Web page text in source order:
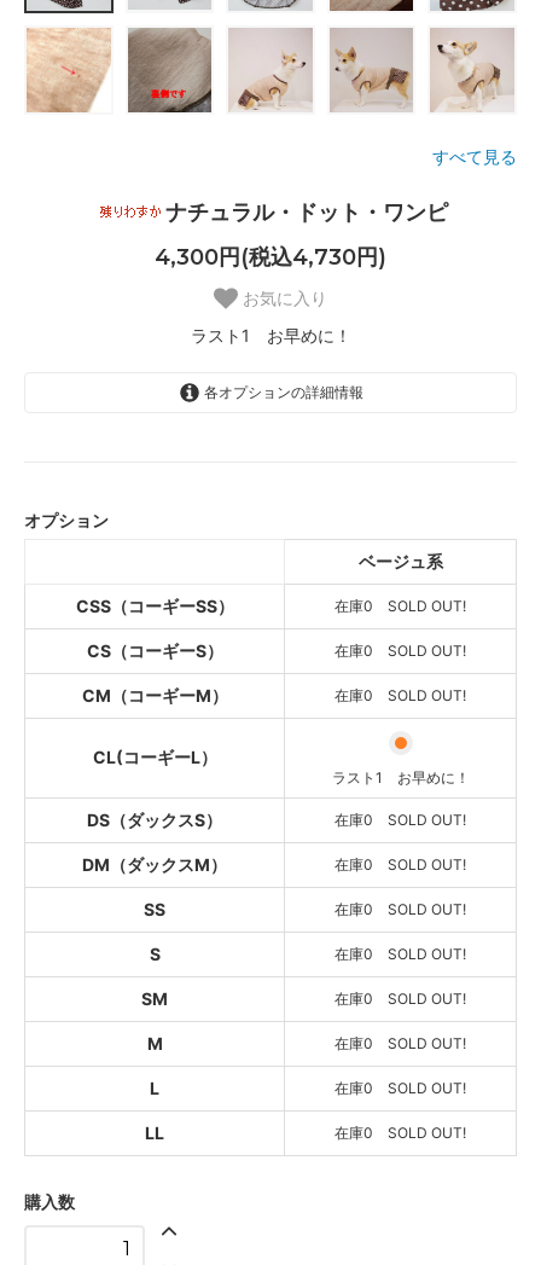
すべて見る
ナチュラル・ドット・ワンピ
4,300円(税込4,730円)
お気に入り
ラスト1 お早めに！
各オプションの詳細情報
SOLD OUT
在庫0 SOLD OUT!
ベージュ系
SOLD OUT
ベージュ系
ラスト1 お早めに！
SOLD OUT
在庫0 SOLD OUT!
ベージュ系
SOLD OUT
在庫0 SOLD OUT!
SOLD OUT
在庫0 SOLD OUT!
ベージュ系
SOLD OUT
在庫0 SOLD OUT!
ベージュ系
在庫0 SOLD OUT!
オプション
ベージュ系
CSS（コーギーSS） 在庫0 SOLD OUT!
CS（コーギーS） 在庫0 SOLD OUT!
CM（コーギーM） 在庫0 SOLD OUT!
CL(コーギーL）
ラスト1 お早めに！
DS（ダックスS） 在庫0 SOLD OUT!
DM（ダックスM） 在庫0 SOLD OUT!
SS 在庫0 SOLD OUT!
S 在庫0 SOLD OUT!
SM 在庫0 SOLD OUT!
M 在庫0 SOLD OUT!
L 在庫0 SOLD OUT!
LL 在庫0 SOLD OUT!
購入数